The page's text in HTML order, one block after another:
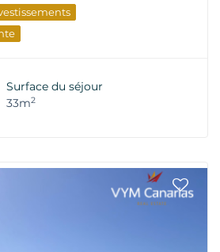
Surface du séjour
33m2